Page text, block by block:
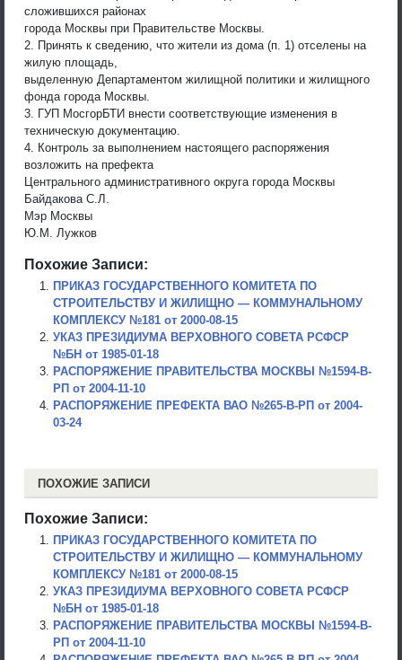
сложившихся районах
города Москвы при Правительстве Москвы.
2. Принять к сведению, что жители из дома (п. 1) отселены на
жилую площадь,
выделенную Департаментом жилищной политики и жилищного
фонда города Москвы.
3. ГУП МосгорБТИ внести соответствующие изменения в
техническую документацию.
4. Контроль за выполнением настоящего распоряжения
возложить на префекта
Центрального административного округа города Москвы
Байдакова С.Л.
Мэр Москвы
Ю.М. Лужков
Похожие Записи:
ПРИКАЗ ГОСУДАРСТВЕННОГО КОМИТЕТА ПО
СТРОИТЕЛЬСТВУ И ЖИЛИЩНО — КОММУНАЛЬНОМУ
КОМПЛЕКСУ №181 от 2000-08-15
УКАЗ ПРЕЗИДИУМА ВЕРХОВНОГО СОВЕТА РСФСР
№БН от 1985-01-18
РАСПОРЯЖЕНИЕ ПРАВИТЕЛЬСТВА МОСКВЫ №1594-В-
РП от 2004-11-10
РАСПОРЯЖЕНИЕ ПРЕФЕКТА ВАО №265-В-РП от 2004-
03-24
ПОХОЖИЕ ЗАПИСИ
Похожие Записи:
ПРИКАЗ ГОСУДАРСТВЕННОГО КОМИТЕТА ПО
СТРОИТЕЛЬСТВУ И ЖИЛИЩНО — КОММУНАЛЬНОМУ
КОМПЛЕКСУ №181 от 2000-08-15
УКАЗ ПРЕЗИДИУМА ВЕРХОВНОГО СОВЕТА РСФСР
№БН от 1985-01-18
РАСПОРЯЖЕНИЕ ПРАВИТЕЛЬСТВА МОСКВЫ №1594-В-
РП от 2004-11-10